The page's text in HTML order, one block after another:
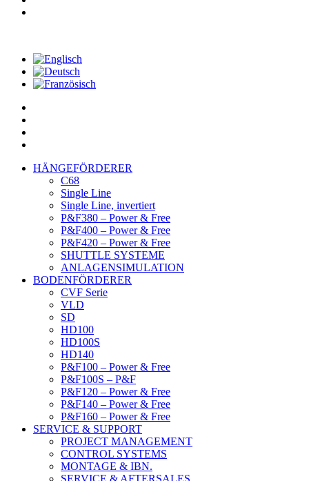
HÄNGEFÖRDERER
C68
Single Line
Single Line, invertiert
P&F380 – Power & Free
P&F400 – Power & Free
P&F420 – Power & Free
SHUTTLE SYSTEME
ANLAGENSIMULATION
BODENFÖRDERER
CVF Serie
VLD
SD
HD100
HD100S
HD140
P&F100 – Power & Free
P&F100S – P&F
P&F120 – Power & Free
P&F140 – Power & Free
P&F160 – Power & Free
SERVICE & SUPPORT
PROJECT MANAGEMENT
CONTROL SYSTEMS
MONTAGE & IBN.
SERVICE & AFTERSALES